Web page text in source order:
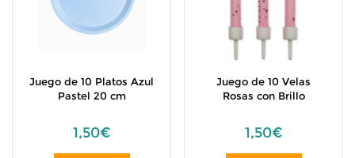
Juego de 10 Platos Azul
Pastel 20 cm
1,50€
Juego de 10 Velas
Rosas con Brillo
1,50€